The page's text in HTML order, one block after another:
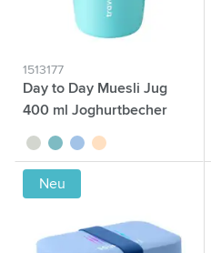
1513177
Day to Day Muesli Jug
400 ml Joghurtbecher
vert tilleul
vert bleu beige
Neu